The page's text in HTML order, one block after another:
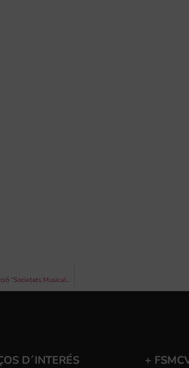
Recta final: Aquest dissabte 1 de juny aconsegueix el dihuité disc-llibre de la col·lecció “Societats Musicals de la Comunitat Valenciana” amb el diari Levante-EMV
D´INTERÉS +